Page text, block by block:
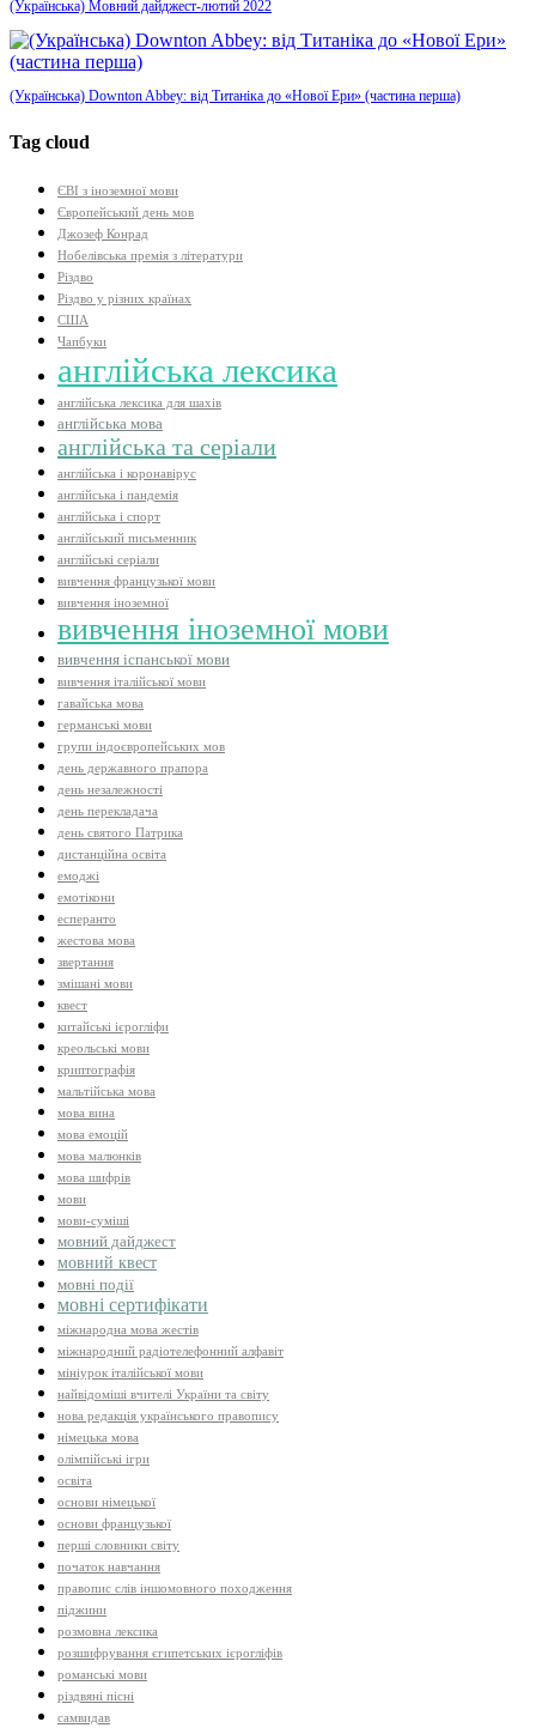
(Українська) Мовний дайджест-лютий 2022
(Українська) Downton Abbey: від Титаніка до «Нової Ери» (частина перша)
Tag cloud
ЄВІ з іноземної мови
Європейський день мов
Джозеф Конрад
Нобелівська премія з літератури
Різдво
Різдво у різних країнах
США
Чапбуки
англійська лексика
англійська лексика для шахів
англійська мова
англійська та серіали
англійська і коронавірус
англійська і пандемія
англійська і спорт
англійський письменник
англійські серіали
вивчення французької мови
вивчення іноземної
вивчення іноземної мови
вивчення іспанської мови
вивчення італійської мови
гавайська мова
германські мови
групи індоєвропейських мов
день державного прапора
день незалежності
день перекладача
день святого Патрика
дистанційна освіта
емоджі
емотікони
есперанто
жестова мова
звертання
змішані мови
квест
китайські ієрогліфи
креольські мови
криптографія
мальтійська мова
мова вина
мова емоцій
мова малюнків
мова шифрів
мови
мови-суміші
мовний дайджест
мовний квест
мовні події
мовні сертифікати
міжнародна мова жестів
міжнародний радіотелефонний алфавіт
мініурок італійської мови
найвідоміші вчителі України та світу
нова редакція українського правопису
німецька мова
олімпійські ігри
освіта
основи німецької
основи французької
перші словники світу
початок навчання
правопис слів іншомовного походження
піджини
розмовна лексика
розшифрування єгипетських ієрогліфів
романські мови
різдвяні пісні
самвидав